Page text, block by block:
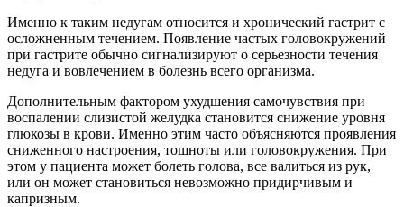
Именно к таким недугам относится и хронический гастрит с
осложненным течением. Появление частых головокружений
при гастрите обычно сигнализируют о серьезности течения
недуга и вовлечением в болезнь всего организма.
Дополнительным фактором ухудшения самочувствия при
воспалении слизистой желудка становится снижение уровня
глюкозы в крови. Именно этим часто объясняются проявления
сниженного настроения, тошноты или головокружения. При
этом у пациента может болеть голова, все валиться из рук,
или он может становиться невозможно придирчивым и
капризным.